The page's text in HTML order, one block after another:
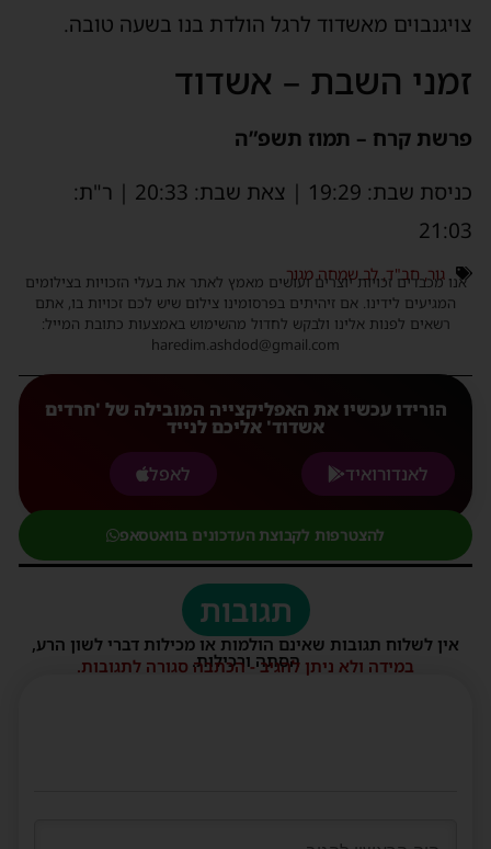
צויגנבוים מאשדוד לרגל הולדת בנו בשעה טובה.
זמני השבת – אשדוד
פרשת קרח – תמוז תשפ”ה
כניסת שבת: 19:29 | צאת שבת: 20:33 | ר"ת:
21:03
גור, חב"ד, לב שמחה מגור
אנו מכבדים זכויות יוצרים ועושים מאמץ לאתר את בעלי הזכויות בצילומים
המגיעים לידינו. אם זיהיתים בפרסומינו צילום שיש לכם זכויות בו, אתם
רשאים לפנות אלינו ולבקש לחדול מהשימוש באמצעות כתובת המייל:
haredim.ashdod@gmail.com
הורידו עכשיו את האפליקצייה המובילה של 'חרדים
אשדוד' אליכם לנייד
לאנדורואיד
לאפל
להצטרפות לקבוצת העדכונים בוואטסאפ
תגובות
אין לשלוח תגובות שאינם הולמות או מכילות דברי לשון הרע,
הסתה ורכילות.
במידה ולא ניתן להגיב - הכתבה סגורה לתגובות.